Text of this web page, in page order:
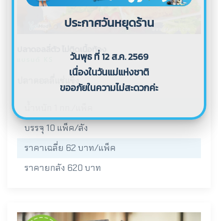
ปลาดอลลี่ตัว ไม่ติดเนื้อท้อง
ปลาดอลลี่แช่แข็ง
บรรจุ 10 แพ็ค/ลัง
ราคาเฉลี่ย 62 บาท/แพ็ค
ราคายกลัง 620 บาท
ประกาศวันหยุดร้าน
วันพุธ ที่ 12 ส.ค. 2569
เนื่องในวันแม่แห่งชาติ
ขออภัยในความไม่สะดวกค่ะ